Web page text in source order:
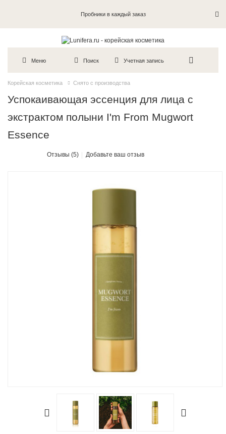
Пробники в каждый заказ
Меню Поиск Учетная запись
Корейская косметика Снято с производства
Успокаивающая эссенция для лица с
экстрактом полыни I'm From Mugwort
Essence
Отзывы (5) Добавьте ваш отзыв